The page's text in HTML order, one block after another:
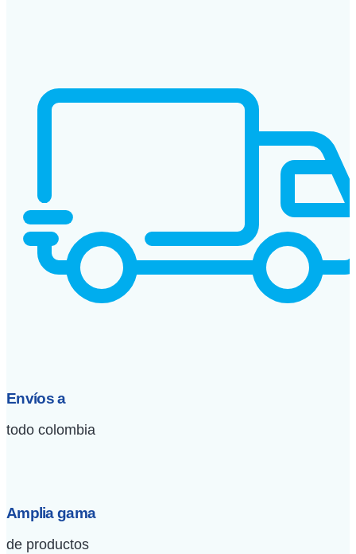
Envíos a
todo colombia
Amplia gama
de productos